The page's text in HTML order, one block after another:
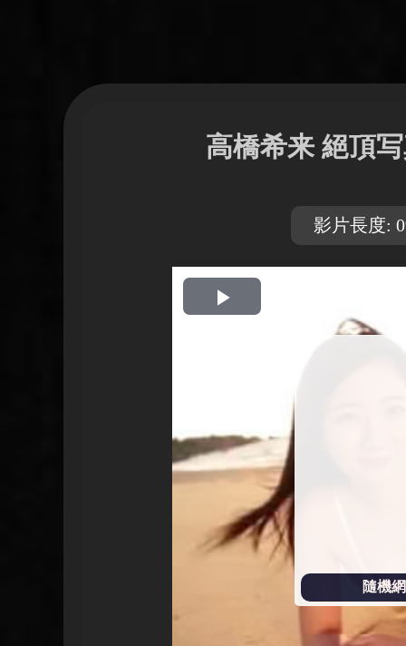
高橋希来 絕頂
影片長度:
隨機
開
放